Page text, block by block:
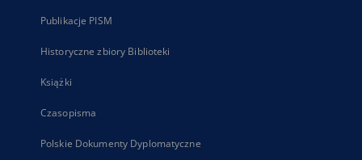
Publikacje PISM
Historyczne zbiory Biblioteki
Książki
Czasopisma
Polskie Dokumenty Dyplomatyczne